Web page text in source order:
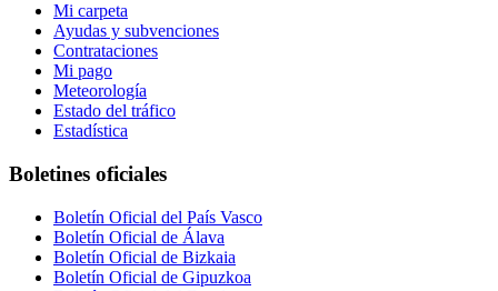
Mi carpeta
Ayudas y subvenciones
Contrataciones
Mi pago
Meteorología
Estado del tráfico
Estadística
Boletines oficiales
Boletín Oficial del País Vasco
Boletín Oficial de Álava
Boletín Oficial de Bizkaia
Boletín Oficial de Gipuzkoa